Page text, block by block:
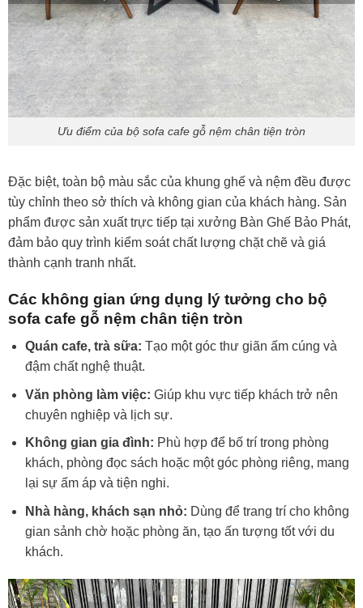
Ưu điểm của bộ sofa cafe gỗ nệm chân tiện tròn
Đặc biệt, toàn bộ màu sắc của khung ghế và nệm đều được
tùy chỉnh theo sở thích và không gian của khách hàng. Sản
phẩm được sản xuất trực tiếp tại xưởng Bàn Ghế Bảo Phát,
đảm bảo quy trình kiểm soát chất lượng chặt chẽ và giá
thành cạnh tranh nhất.
Các không gian ứng dụng lý tưởng cho bộ
sofa cafe gỗ nệm chân tiện tròn
Quán cafe, trà sữa: Tạo một góc thư giãn ấm cúng và
đậm chất nghệ thuật.
Văn phòng làm việc: Giúp khu vực tiếp khách trở nên
chuyên nghiệp và lịch sự.
Không gian gia đình: Phù hợp để bố trí trong phòng
khách, phòng đọc sách hoặc một góc phòng riêng, mang
lại sự ấm áp và tiện nghi.
Nhà hàng, khách sạn nhỏ: Dùng để trang trí cho không
gian sảnh chờ hoặc phòng ăn, tạo ấn tượng tốt với du
khách.